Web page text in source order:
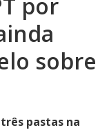
sobre
pastas na